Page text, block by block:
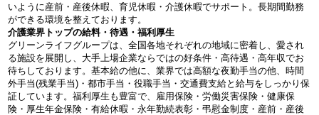
いように産前・産後休暇、育児休暇・介護休暇でサポート。長期間勤務
ができる環境を整えております。
介護業界トップの給料・待遇・福利厚生
グリーンライフグループは、全国各地それぞれの地域に密着し、愛され
る施設を展開し、大手上場企業ならではの好条件・高待遇・高年収でお
待ちしております。基本給の他に、業界では高額な夜勤手当の他、時間
外手当(残業手当)・都市手当・役職手当・交通費支給と給与をしっかり保
証しています。福利厚生も豊富で、雇用保険・労働災害保険・健康保
険・厚生年金保険・有給休暇・永年勤続表彰・弔慰金制度・産前・産後